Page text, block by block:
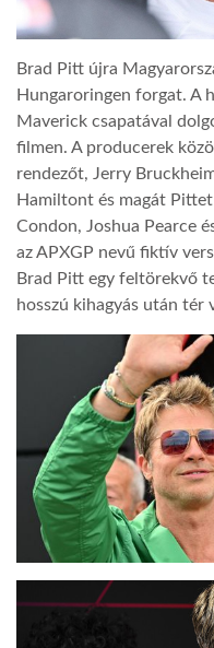
LATIMO.HU
GLOBOBOOK
Brad Pitt újra
Hungaroringen forgat. A
Maverick csapatával
filmen. A producerek
rendezőt, Jerry
Hamiltont és magát
Condon, Joshua Pearce
az APXGP nevű fiktív
Brad Pitt egy feltörekvő
hosszú kihagyás után tér